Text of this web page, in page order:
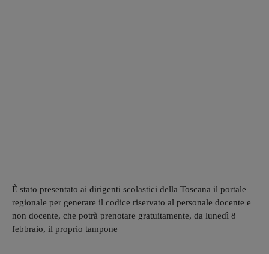
È stato presentato ai dirigenti scolastici della Toscana il portale
regionale per generare il codice riservato al personale docente e
non docente, che potrà prenotare gratuitamente, da lunedì 8
febbraio, il proprio tampone